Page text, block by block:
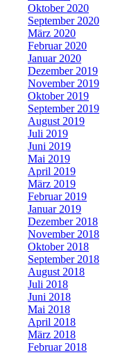
Oktober 2020
September 2020
März 2020
Februar 2020
Januar 2020
Dezember 2019
November 2019
Oktober 2019
September 2019
August 2019
Juli 2019
Juni 2019
Mai 2019
April 2019
März 2019
Februar 2019
Januar 2019
Dezember 2018
November 2018
Oktober 2018
September 2018
August 2018
Juli 2018
Juni 2018
Mai 2018
April 2018
März 2018
Februar 2018